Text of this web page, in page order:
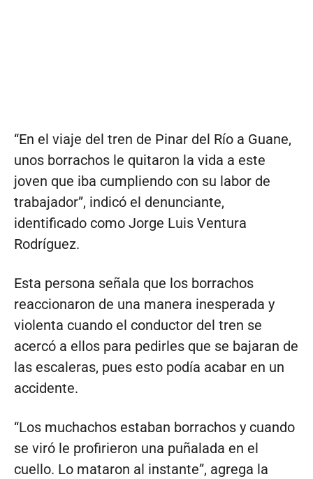
“En el viaje del tren de Pinar del Río a Guane,
unos borrachos le quitaron la vida a este
joven que iba cumpliendo con su labor de
trabajador”, indicó el denunciante,
identificado como Jorge Luis Ventura
Rodríguez.
Esta persona señala que los borrachos
reaccionaron de una manera inesperada y
violenta cuando el conductor del tren se
acercó a ellos para pedirles que se bajaran de
las escaleras, pues esto podía acabar en un
accidente.
“Los muchachos estaban borrachos y cuando
se viró le profirieron una puñalada en el
cuello. Lo mataron al instante”, agrega la